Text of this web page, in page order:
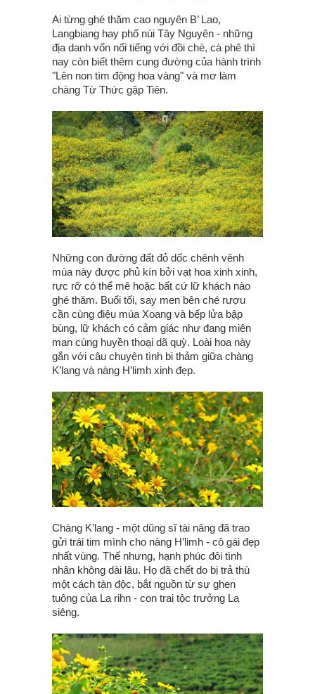
Ai từng ghé thăm cao nguyên B’ Lao,
Langbiang hay phố núi Tây Nguyên - những
địa danh vốn nổi tiếng với đồi chè, cà phê thì
nay còn biết thêm cung đường của hành trình
"Lên non tìm động hoa vàng" và mơ làm
chàng Từ Thức gặp Tiên.
Những con đường đất đỏ dốc chênh vênh
mùa này được phủ kín bởi vạt hoa xinh xinh,
rực rỡ có thể mê hoặc bất cứ lữ khách nào
ghé thăm. Buổi tối, say men bên ché rượu
cần cùng điệu múa Xoang và bếp lửa bập
bùng, lữ khách có cảm giác như đang miên
man cùng huyền thoại dã quỳ. Loài hoa này
gắn với câu chuyện tình bi thảm giữa chàng
K’lang và nàng H’limh xinh đẹp.
Chàng K’lang - một dũng sĩ tài năng đã trao
gửi trái tim mình cho nàng H’limh - cô gái đẹp
nhất vùng. Thế nhưng, hạnh phúc đôi tình
nhân không dài lâu. Họ đã chết do bị trả thù
một cách tàn độc, bắt nguồn từ sự ghen
tuông của La rihn - con trai tộc trưởng La
siêng.